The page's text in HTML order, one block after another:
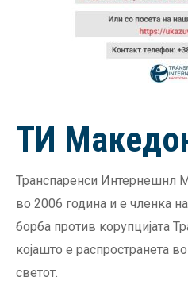
ТИ
Транспаренси Интернешнл
во 2006 година и е членка
борба против корупцијата
којашто е распространета
светот.